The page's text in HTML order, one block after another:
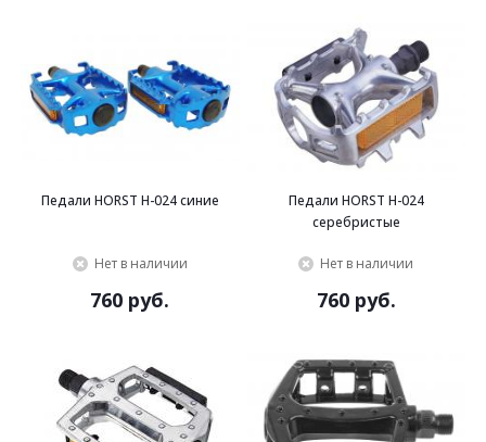
Педали HORST H-024 синие
Нет в наличии
760 руб.
Педали HORST H-024
серебристые
Нет в наличии
760 руб.